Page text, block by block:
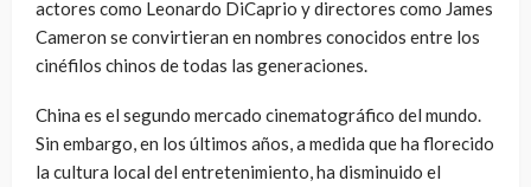
actores como Leonardo DiCaprio y directores como James
Cameron se convirtieran en nombres conocidos entre los
cinéfilos chinos de todas las generaciones.
China es el segundo mercado cinematográfico del mundo.
Sin embargo, en los últimos años, a medida que ha florecido
la cultura local del entretenimiento, ha disminuido el